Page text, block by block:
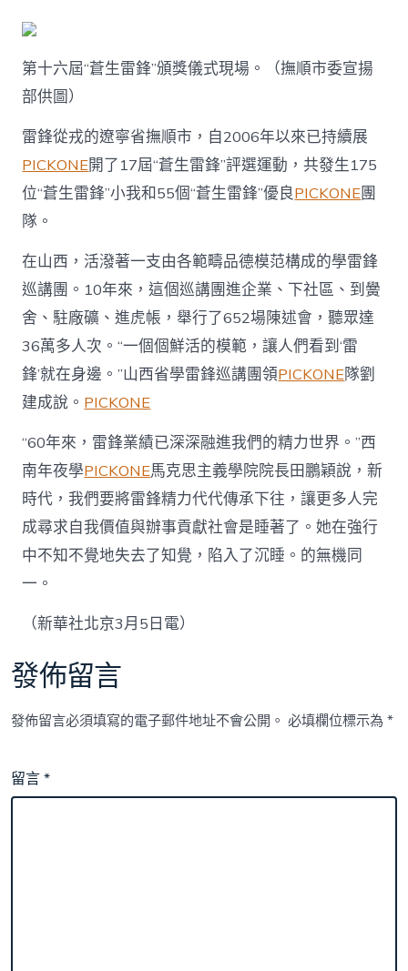
第十六屆“蒼生雷鋒”頒獎儀式現場。（撫順市委宣揚
部供圖）
雷鋒從戎的遼寧省撫順市，自2006年以來已持續展
PICKONE開了17屆“蒼生雷鋒”評選運動，共發生175
位“蒼生雷鋒”小我和55個“蒼生雷鋒”優良PICKONE團
隊。
在山西，活潑著一支由各範疇品德模范構成的學雷鋒
巡講團。10年來，這個巡講團進企業、下社區、到黌
舍、駐廠礦、進虎帳，舉行了652場陳述會，聽眾達
36萬多人次。“一個個鮮活的模範，讓人們看到‘雷
鋒’就在身邊。”山西省學雷鋒巡講團領PICKONE隊劉
建成說。 PICKONE
“60年來，雷鋒業績已深深融進我們的精力世界。”西
南年夜學PICKONE馬克思主義學院院長田鵬穎說，新
時代，我們要將雷鋒精力代代傳承下往，讓更多人完
成尋求自我價值與辦事貢獻社會是睡著了。她在強行
中不知不覺地失去了知覺，陷入了沉睡。的無機同
一。
（新華社北京3月5日電）
發佈留言
發佈留言必須填寫的電子郵件地址不會公開。 必填欄位標示為*
留言*